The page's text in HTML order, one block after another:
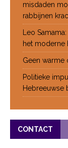
misdaden
rabbijnen
Leo
het moderne
Geen warme
Politieke
Hebreeuwse
CONTACT